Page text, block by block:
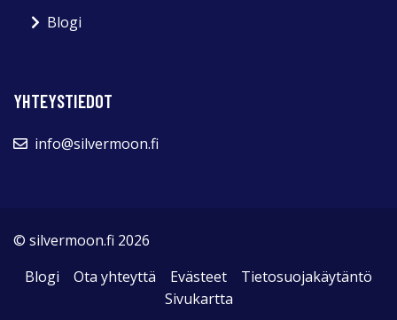
Blogi
YHTEYSTIEDOT
info@silvermoon.fi
© silvermoon.fi 2026
Blogi
Ota yhteyttä Evästeet
Tietosuojakäytäntö
Sivukartta